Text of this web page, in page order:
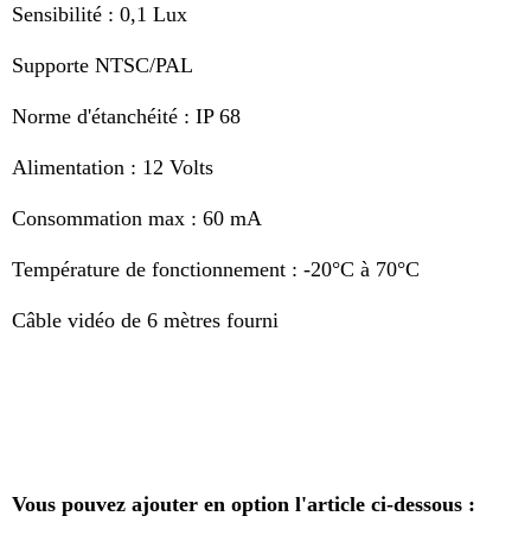
Sensibilité : 0,1 Lux
Supporte NTSC/PAL
Norme d'étanchéité : IP 68
Alimentation : 12 Volts
Consommation max : 60 mA
Température de fonctionnement : -20°C à 70°C
Câble vidéo de 6 mètres fourni
Vous pouvez ajouter en option l'article ci-dessous :